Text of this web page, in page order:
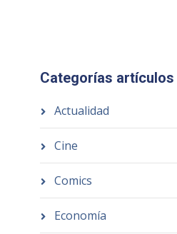
Categorías artículos
Actualidad
Cine
Comics
Economía